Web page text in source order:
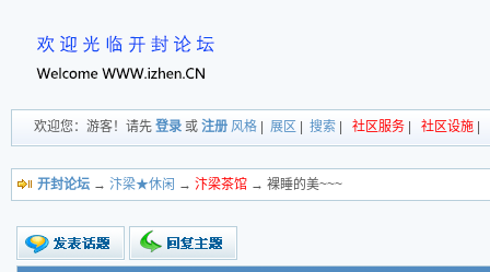
欢迎您：游客！请先 登录 或 注册 风格 展区 搜索 社区服务 社区设施
开封论坛 → 汴梁★休闲 → 汴梁茶馆 → 裸睡的美~~~